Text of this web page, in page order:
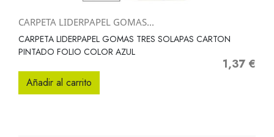
CARPETA LIDERPAPEL GOMAS...
CARPETA LIDERPAPEL GOMAS TRES SOLAPAS CARTON
PINTADO FOLIO COLOR AZUL
Precio
1,37 €
Añadir al carrito